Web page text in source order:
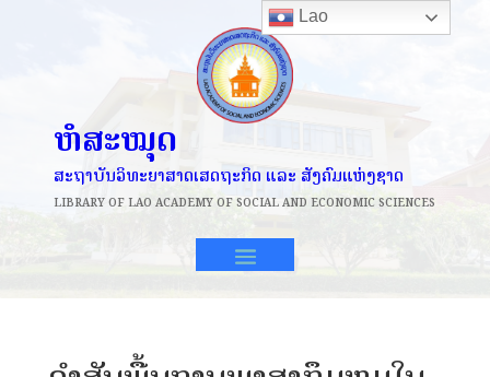
ຫໍສະໝຸດ
ສະຖາບັນວິທະຍາສາດເສດຖະກິດ ແລະ ສັງຄົມແຫ່ງຊາດ
LIBRARY OF LAO ACADEMY OF SOCIAL AND ECONOMIC SCIENCES
Lao